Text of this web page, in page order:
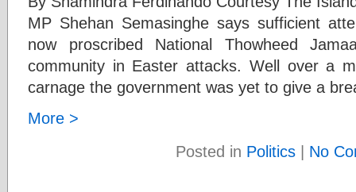
MP Shehan Semasinghe says sufficient
now proscribed National Thowheed
community in Easter attacks. Well over a
carnage the government was yet to give a
More >
Posted in Politics | No